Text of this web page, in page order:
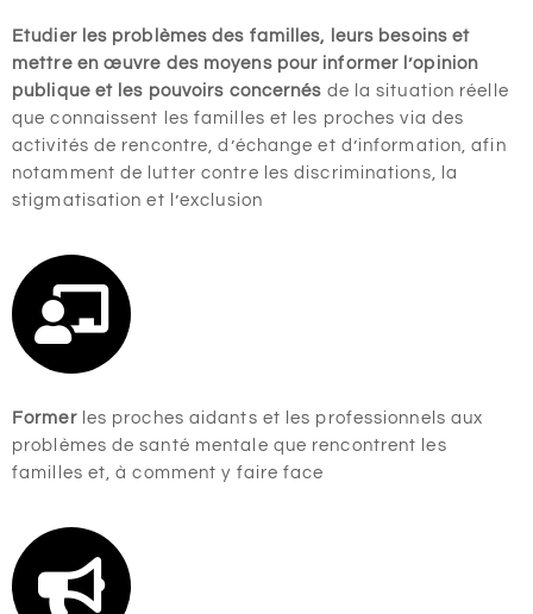
Etudier les problèmes des familles, leurs besoins et
mettre en œuvre des moyens pour informer l’opinion
publique et les pouvoirs concernés de la situation réelle
que connaissent les familles et les proches via des
activités de rencontre, d’échange et d’information, afin
notamment de lutter contre les discriminations, la
stigmatisation et l’exclusion
Formerles proches aidants et les professionnels aux
problèmes de santé mentale que rencontrent les
familles et, à comment y faire face